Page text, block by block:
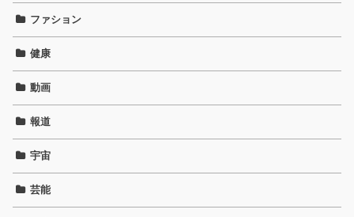
ファション
健康
動画
報道
宇宙
芸能